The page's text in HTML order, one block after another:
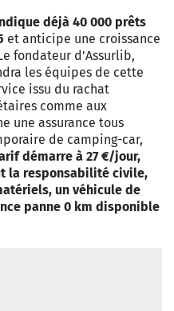
déjà 40 000 prêts
et anticipe une croissance
fondateur d’Assurlib,
les équipes de cette
issu du rachat
comme aux
une assurance tous
de camping-car,
démarre à 27 €/jour,
la responsabilité civile,
un véhicule de
panne 0 km disponible